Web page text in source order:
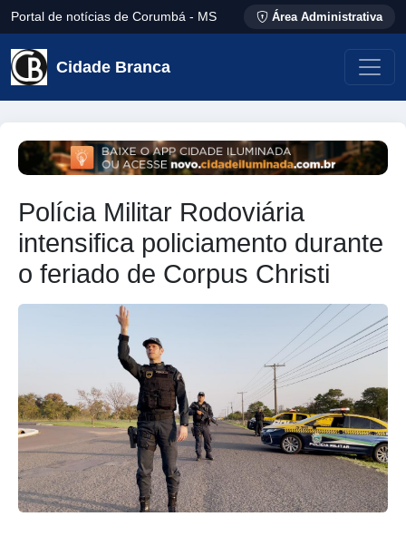
Portal de notícias de Corumbá - MS Área Administrativa
Cidade Branca
Polícia Militar Rodoviária
intensifica policiamento durante
o feriado de Corpus Christi